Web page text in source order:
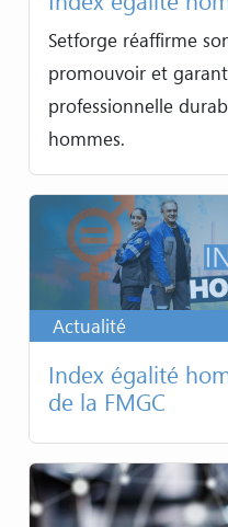
Setforge réaffirme
promouvoir et
professionnelle
hommes.
Actualité
Index égalité
de la FMGC